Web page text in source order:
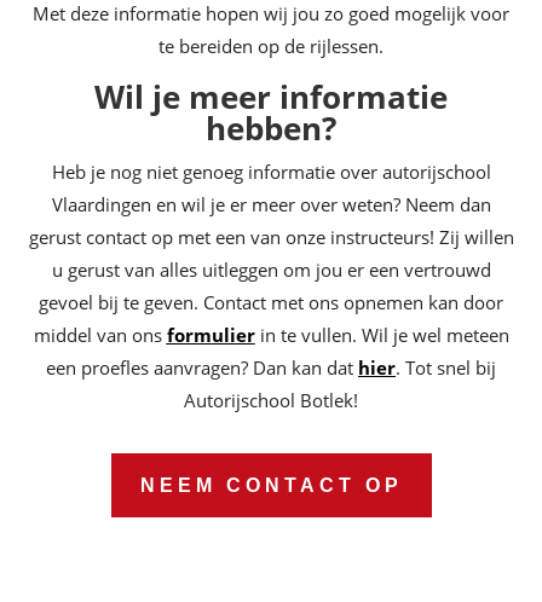
Met deze informatie hopen wij jou zo goed mogelijk voor
te bereiden op de rijlessen.
Wil je meer informatie
hebben?
Heb je nog niet genoeg informatie over autorijschool
Vlaardingen en wil je er meer over weten? Neem dan
gerust contact op met een van onze instructeurs! Zij willen
u gerust van alles uitleggen om jou er een vertrouwd
gevoel bij te geven. Contact met ons opnemen kan door
middel van ons formulierin te vullen. Wil je wel meteen
een proefles aanvragen? Dan kan dat hier. Tot snel bij
Autorijschool Botlek!
NEEM CONTACT OP